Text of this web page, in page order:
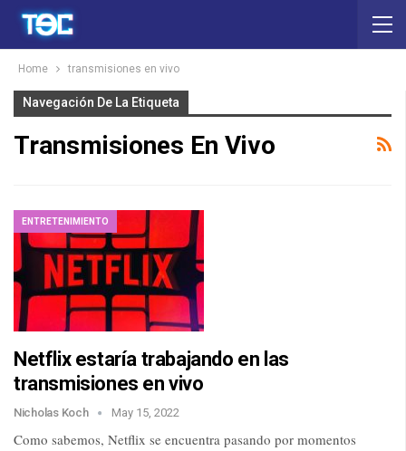
Home transmisiones en vivo
Navegación De La Etiqueta
Transmisiones En Vivo
ENTRETENIMIENTO
Netflix estaría trabajando en las
transmisiones en vivo
Nicholas Koch May 15, 2022
Como sabemos, Netflix se encuentra pasando por momentos